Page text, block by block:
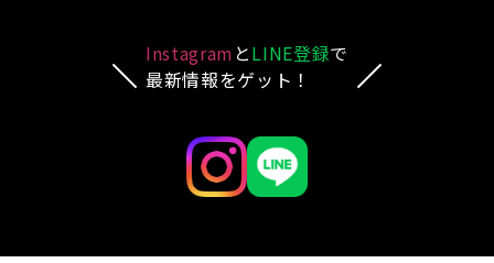
Instagram とLINE登録で
最新情報をゲット！